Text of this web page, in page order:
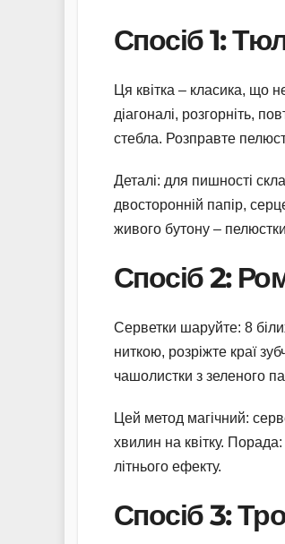
Спосіб 1:
Ця квітка – класика, що
діагоналі, розгорніть,
стебла. Розправте
Деталі: для пишності
двосторонній папір,
живого бутону –
Спосіб 2:
Серветки шаруйте: 8
ниткою, розріжте краї
чашолистки з зеленого
Цей метод магічний:
хвилин на квітку.
літнього ефекту.
Спосіб 3: